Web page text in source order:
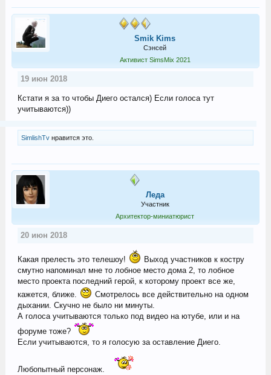
Smik Kims
Сэнсей
Активист SimsMix 2021
19 июн 2018
Кстати я за то чтобы Диего остался) Если голоса тут
учитываются))
SimlishTvнравится это.
Леда
Участник
Архитектор-миниатюрист
20 июн 2018
Какая прелесть это телешоу!
Выход участников к костру
смутно напоминал мне то лобное место дома 2, то лобное
место проекта последний герой, к которому проект все же,
кажется, ближе.
Смотрелось все действительно на одном
дыхании. Скучно не было ни минуты.
А голоса учитываются только под видео на ютубе, или и на
форуме тоже?
Если учитываются, то я голосую за оставление Диего.
Любопытный персонаж.